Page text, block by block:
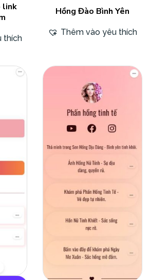
link
thích
Hồng Đào Bình Yên
Thêm vào yêu thích